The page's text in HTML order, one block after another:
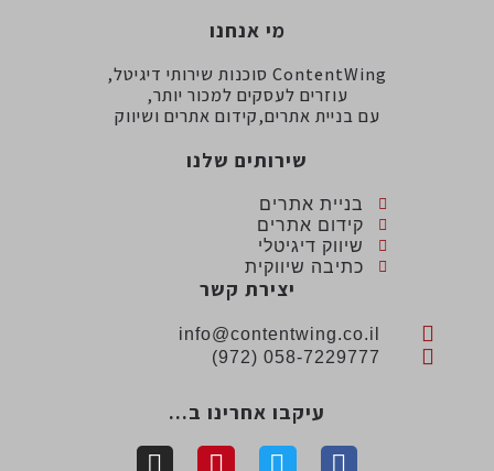
מי אנחנו
ContentWing סוכנות שירותי דיגיטל,
עוזרים לעסקים למכור יותר,
עם בניית אתרים,קידום אתרים ושיווק
שירותים שלנו
בניית אתרים
קידום אתרים
שיווק דיגיטלי
כתיבה שיווקית
יצירת קשר
info@contentwing.co.il
058-7229777 (972)
עיקבו אחרינו ב...